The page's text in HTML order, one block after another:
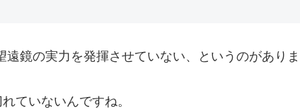
鏡の実力を発揮させていない、というのがありま
ていないんですね。